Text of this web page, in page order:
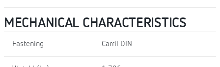
MECHANICAL CHARACTERISTICS
Fastening Carril DIN